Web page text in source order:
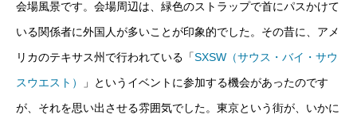
会場風景です。会場周辺は、緑色のストラップで首にパスかけて
いる関係者に外国人が多いことが印象的でした。その昔に、アメ
リカのテキサス州で行われている「SXSW（サウス・バイ・サウ
スウエスト）
」というイベントに参加する機会があったのです
が、それを思い出させる雰囲気でした。東京という街が、いかに